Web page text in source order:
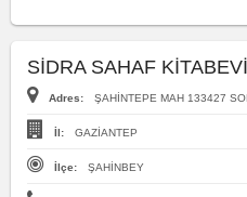
SİDRA SAHAF KİTABEVİ
Adres: ŞAHİNTEPE MAH 133427
İl: GAZİANTEP
İlçe: ŞAHİNBEY